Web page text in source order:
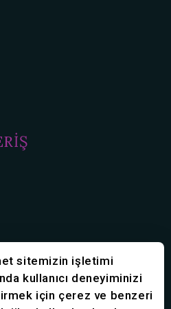
sitemizin işletimi
kullanıcı deneyiminizi
için çerez ve benzeri